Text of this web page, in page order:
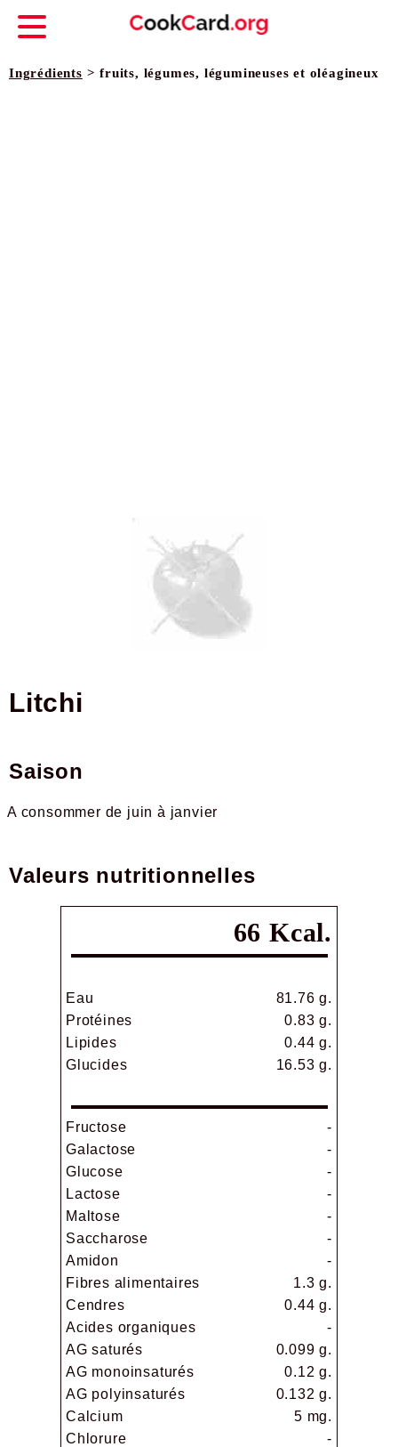
Ingrédients > fruits, légumes, légumineuses et oléagineux
litchi
Saison
A consommer de juin à janvier
Valeurs nutritionnelles
66 Kcal.
Eau
81.76 g.
Protéines
0.83 g.
Lipides
0.44 g.
Glucides
16.53 g.
Fructose
-
Galactose
-
Glucose
-
Lactose
-
Maltose
-
Saccharose
-
Amidon
-
Fibres alimentaires
1.3 g.
Cendres
0.44 g.
Acides organiques
-
AG saturés
0.099 g.
AG monoinsaturés
0.12 g.
AG polyinsaturés
0.132 g.
Calcium
5 mg.
Chlorure
-